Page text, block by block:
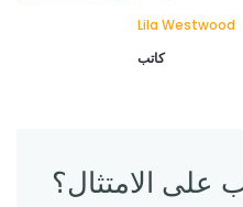
Lila Westwood
كاتب
على الامتثال؟